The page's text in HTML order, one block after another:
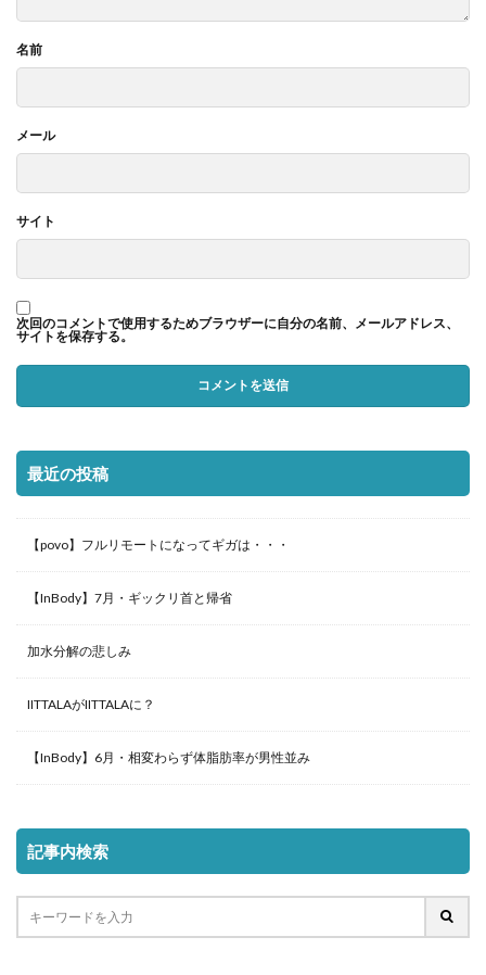
名前
メール
サイト
次回のコメントで使用するためブラウザーに自分の名前、メールアドレス、
サイトを保存する。
最近の投稿
【povo】フルリモートになってギガは・・・
【InBody】7月・ギックリ首と帰省
加水分解の悲しみ
IITTALAがIITTALAに？
【InBody】6月・相変わらず体脂肪率が男性並み
記事内検索